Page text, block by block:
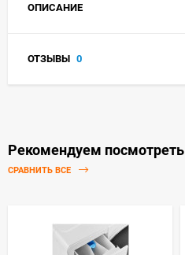
ОПИСАНИЕ
ОТЗЫВЫ 0
Рекомендуем посмотреть
СРАВНИТЬ ВСЕ